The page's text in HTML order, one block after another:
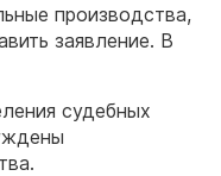
производства,
заявление. В
судебных